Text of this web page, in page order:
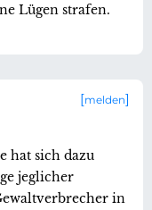
Lügen strafen.
melden
hat sich dazu
jeglicher
in